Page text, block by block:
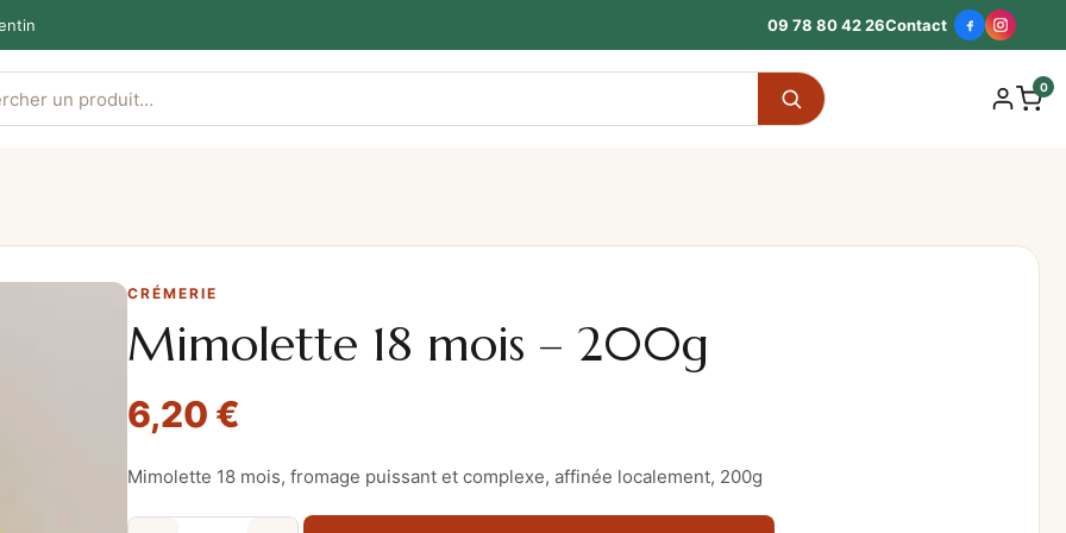
09 78 80 42 26Contact
0
CRÉMERIE
Mimolette 18 mois – 200g
6,20 €
Mimolette 18 mois, fromage puissant et complexe, affinée localement, 200g